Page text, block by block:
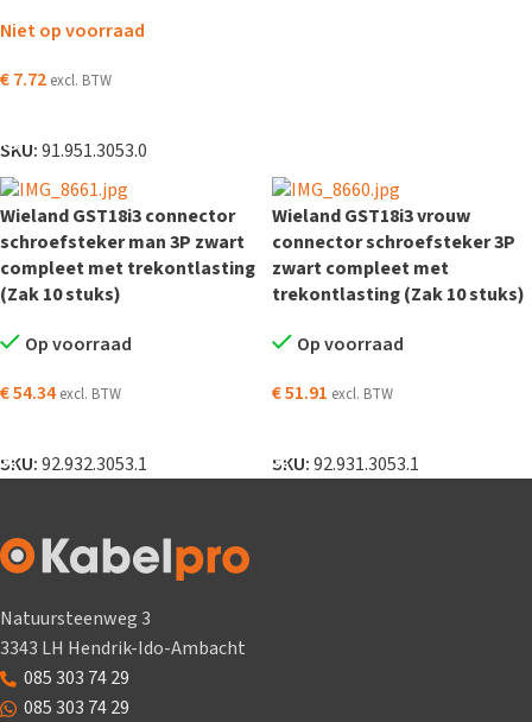
Niet op voorraad
€7.72 excl. BTW
SKU:91.951.3053.0
Wieland GST18i3 connector
schroefsteker man 3P zwart
compleet met trekontlasting
(Zak 10 stuks)
Op voorraad
€54.34 excl. BTW
SKU:92.932.3053.1
Wieland GST18i3 vrouw
connector schroefsteker 3P
zwart compleet met
trekontlasting (Zak 10 stuks)
Op voorraad
€51.91 excl. BTW
SKU:92.931.3053.1
Natuursteenweg 3
3343 LH Hendrik-Ido-Ambacht
085 303 74 29
085 303 74 29